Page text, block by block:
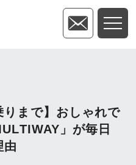
りまで】おしゃれで
」が毎日
由